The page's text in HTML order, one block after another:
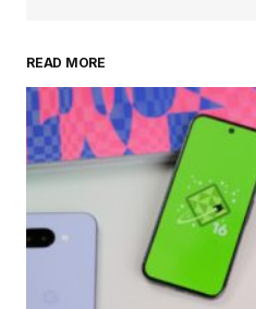
Your Name
Your E-mail
Enregistrer mon
site dans le
commentaire.
SUBMIT COMMENT
READ MORE